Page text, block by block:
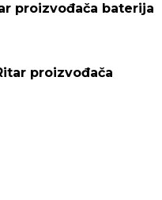
proizvođača baterija
proizvođača